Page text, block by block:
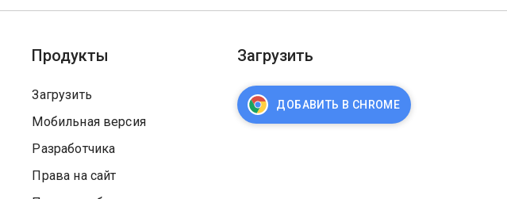
Продукты
Загрузить
Мобильная версия
Разработчика
Права на сайт
Загрузить
ДОБАВИТЬ В CHROME